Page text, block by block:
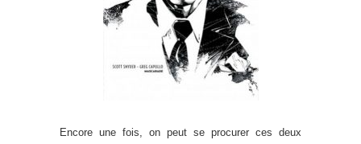
Encore une fois, on peut se procurer ces deux